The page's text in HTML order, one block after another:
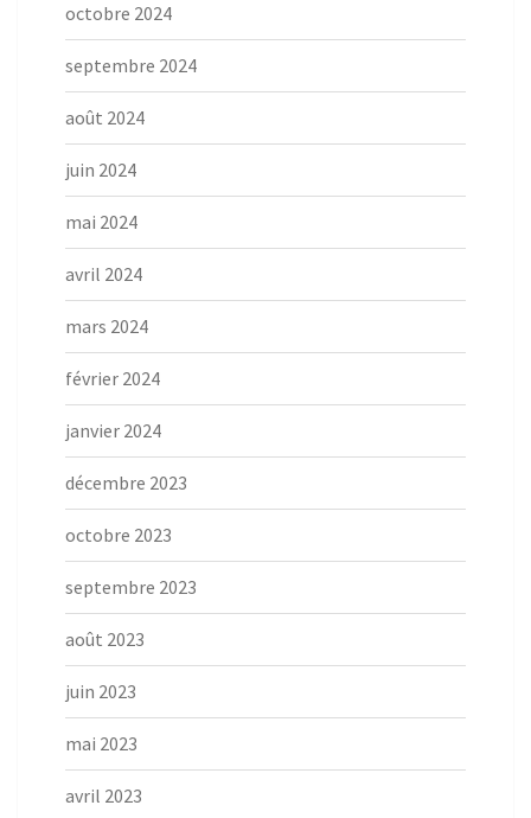
octobre 2024
septembre 2024
août 2024
juin 2024
mai 2024
avril 2024
mars 2024
février 2024
janvier 2024
décembre 2023
octobre 2023
septembre 2023
août 2023
juin 2023
mai 2023
avril 2023